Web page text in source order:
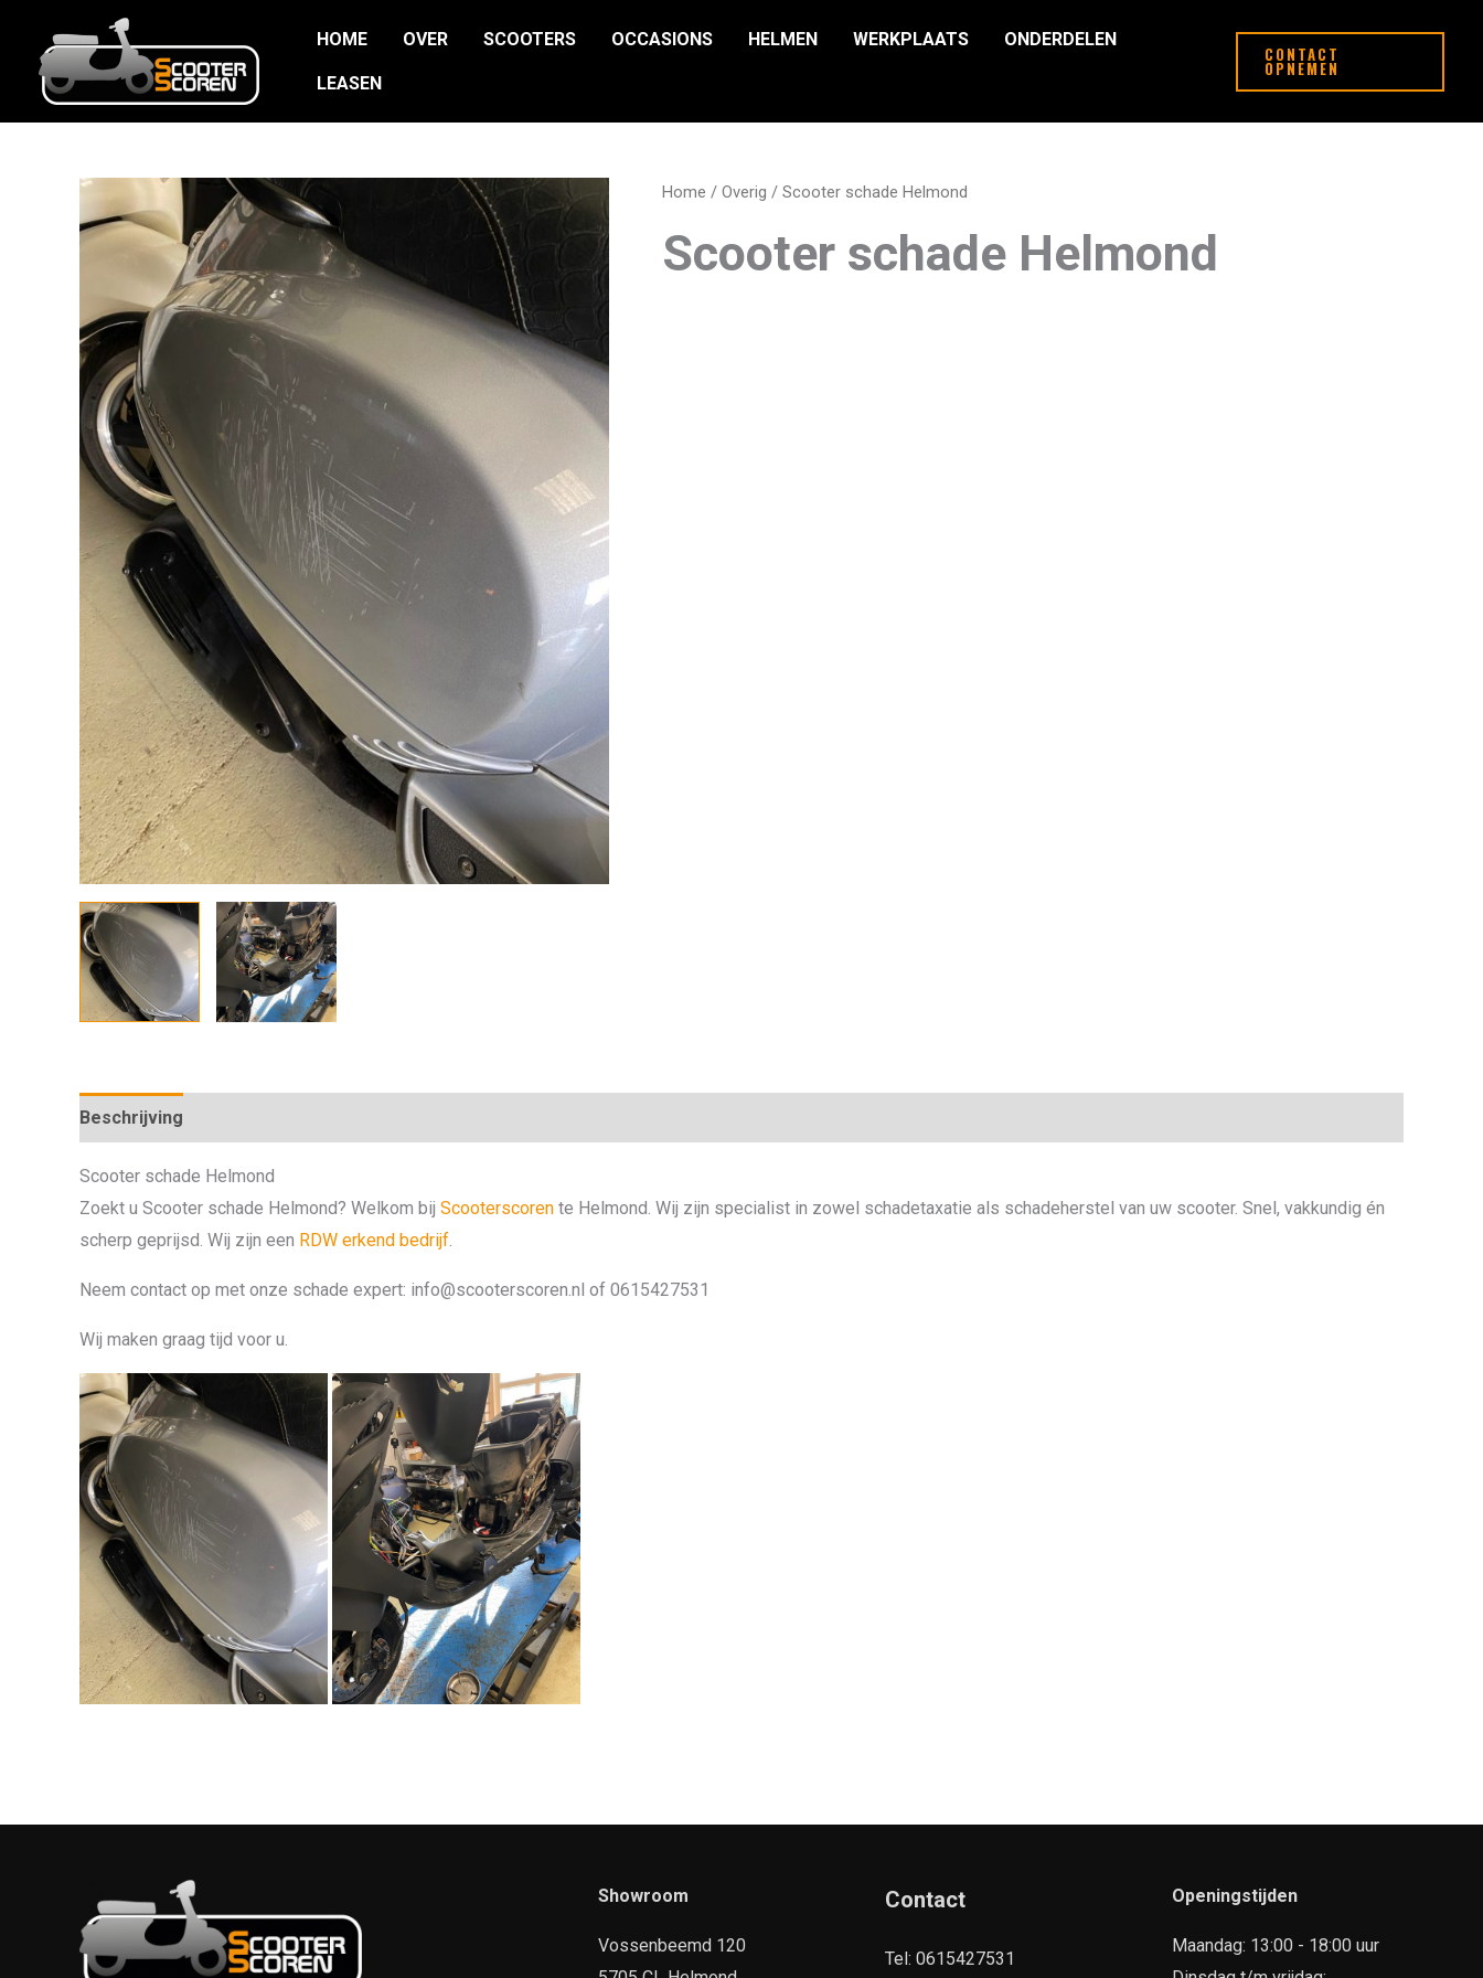
HOME OVER SCOOTERS OCCASIONS HELMEN WERKPLAATS ONDERDELEN
LEASEN
CONTACT
OPNEMEN
Home / Overig / Scooter schade Helmond
Scooter schade Helmond
Beschrijving
Scooter schade Helmond
Zoekt u Scooter schade Helmond? Welkom bij Scooterscoren te Helmond. Wij zijn specialist in zowel schadetaxatie als schadeherstel van uw scooter. Snel, vakkundig én
scherp geprijsd. Wij zijn een RDW erkend bedrijf
Neem contact op met onze schade expert: info@scooterscoren.nl of 0615427531
Wij maken graag tijd voor u.
Showroom
Vossenbeemd 120
Contact
Tel: 0615427531
Openingstijden
Maandag: 13:00 - 18:00 uur